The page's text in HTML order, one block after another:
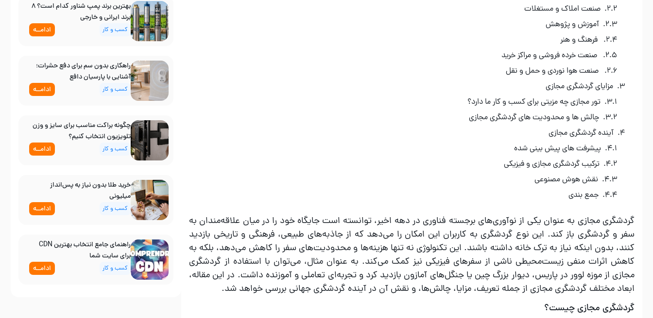
صنعت املاک و مستغلات
آموزش و پژوهش
فرهنگ و هنر
صنعت خرده‌ فروشی و مراکز خرید
صنعت هوا نوردی و حمل‌ و نقل
مزایای گردشگری مجازی
تور مجازی چه مزیتی برای کسب‌ و کار ما دارد؟
چالش‌ ها و محدودیت‌ های گردشگری مجازی
آینده گردشگری مجازی
پیشرفت‌ های پیش‌ بینی‌ شده
ترکیب گردشگری مجازی و فیزیکی
نقش هوش مصنوعی
جمع‌ بندی
گردشگری مجازی به عنوان یکی از نوآوری‌های برجسته فناوری در دهه اخیر، توانسته است جایگاه خود را در میان علاقه‌مندان به
سفر و گردشگری باز کند. این نوع گردشگری به کاربران این امکان را می‌دهد که از جاذبه‌های طبیعی، فرهنگی و تاریخی بازدید
کنند، بدون اینکه نیاز به ترک خانه داشته باشند. این تکنولوژی نه تنها هزینه‌ها و محدودیت‌های سفر را کاهش می‌دهد، بلکه به
کاهش اثرات منفی زیست‌محیطی ناشی از سفرهای فیزیکی نیز کمک می‌کند. به عنوان مثال، می‌توان با استفاده از گردشگری
مجازی از موزه لوور در پاریس، دیوار بزرگ چین یا جنگل‌های آمازون بازدید کرد و تجربه‌ای تعاملی و آموزنده داشت. در این مقاله،
ابعاد مختلف گردشگری مجازی از جمله تعریف، مزایا، چالش‌ها، و نقش آن در آینده گردشگری جهانی بررسی خواهد شد.
گردشگری مجازی چیست؟
بهترین برند پمپ شناور کدام است؟ ۸
برند ایرانی و خارجی
کسب و کار ادامــه
راهکاری بدون سم برای دفع حشرات؛
آشنایی با پارسیان دافع
کسب و کار ادامــه
چگونه براکت مناسب برای سایز و وزن
تلویزیون انتخاب کنیم؟
کسب و کار ادامــه
خرید طلا بدون نیاز به پس‌انداز
میلیونی
کسب و کار ادامــه
راهنمای جامع انتخاب بهترین CDN
برای سایت شما
کسب و کار ادامــه